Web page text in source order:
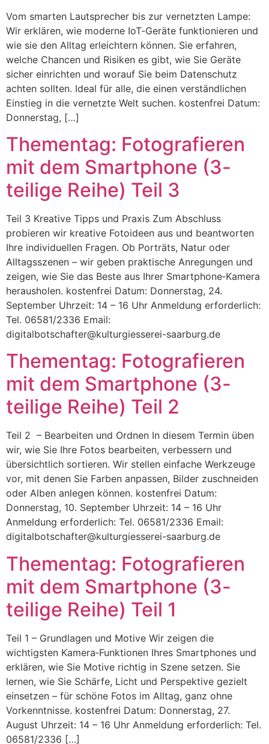
Vom smarten Lautsprecher bis zur vernetzten Lampe:
Wir erklären, wie moderne IoT‑Geräte funktionieren und
wie sie den Alltag erleichtern können. Sie erfahren,
welche Chancen und Risiken es gibt, wie Sie Geräte
sicher einrichten und worauf Sie beim Datenschutz
achten sollten. Ideal für alle, die einen verständlichen
Einstieg in die vernetzte Welt suchen. kostenfrei Datum:
Donnerstag, […]
Thementag: Fotografieren
mit dem Smartphone (3-
teilige Reihe) Teil 3
Teil 3 Kreative Tipps und Praxis Zum Abschluss
probieren wir kreative Fotoideen aus und beantworten
Ihre individuellen Fragen. Ob Porträts, Natur oder
Alltagsszenen – wir geben praktische Anregungen und
zeigen, wie Sie das Beste aus Ihrer Smartphone‑Kamera
herausholen. kostenfrei Datum: Donnerstag, 24.
September Uhrzeit: 14 – 16 Uhr Anmeldung erforderlich:
Tel. 06581/2336 Email:
digitalbotschafter@kulturgiesserei-saarburg.de
Thementag: Fotografieren
mit dem Smartphone (3-
teilige Reihe) Teil 2
Teil 2 – Bearbeiten und Ordnen In diesem Termin üben
wir, wie Sie Ihre Fotos bearbeiten, verbessern und
übersichtlich sortieren. Wir stellen einfache Werkzeuge
vor, mit denen Sie Farben anpassen, Bilder zuschneiden
oder Alben anlegen können. kostenfrei Datum:
Donnerstag, 10. September Uhrzeit: 14 – 16 Uhr
Anmeldung erforderlich: Tel. 06581/2336 Email:
digitalbotschafter@kulturgiesserei-saarburg.de
Thementag: Fotografieren
mit dem Smartphone (3-
teilige Reihe) Teil 1
Teil 1 – Grundlagen und Motive Wir zeigen die
wichtigsten Kamera‑Funktionen Ihres Smartphones und
erklären, wie Sie Motive richtig in Szene setzen. Sie
lernen, wie Sie Schärfe, Licht und Perspektive gezielt
einsetzen – für schöne Fotos im Alltag, ganz ohne
Vorkenntnisse. kostenfrei Datum: Donnerstag, 27.
August Uhrzeit: 14 – 16 Uhr Anmeldung erforderlich: Tel.
06581/2336 […]